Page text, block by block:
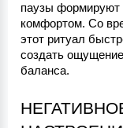
паузы
комфортом. Со
этот ритуал
создать ощущение
баланса.